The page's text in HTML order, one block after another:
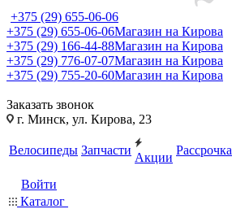
+375 (29) 655-06-06
+375 (29) 655-06-06Магазин на Кирова
+375 (29) 166-44-88Магазин на Кирова
+375 (29) 776-07-07Магазин на Кирова
+375 (29) 755-20-60Магазин на Кирова
Заказать звонок
г. Минск, ул. Кирова, 23
Велосипеды Запчасти
Акции
Рассрочка
Войти
Каталог